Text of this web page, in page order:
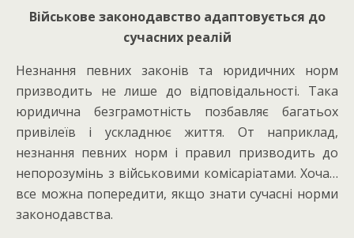
Військове законодавство адаптовується до
сучасних реалій
Незнання певних законів та юридичних норм
призводить не лише до відповідальності. Така
юридична безграмотність позбавляє багатьох
привілеїв і ускладнює життя. От наприклад,
незнання певних норм і правил призводить до
непорозумінь з військовими комісаріатами. Хоча…
все можна попередити, якщо знати сучасні норми
законодавства.